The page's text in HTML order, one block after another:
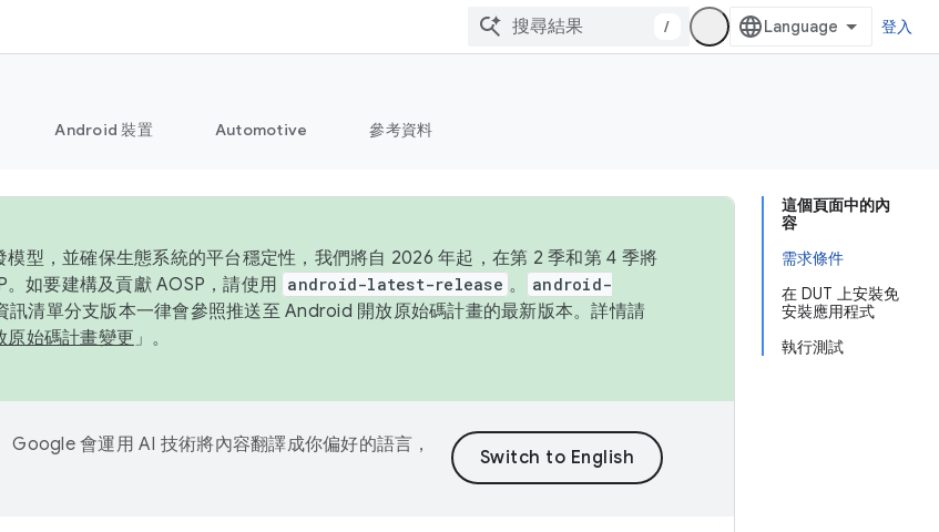
/ 登入
Android 裝置 Automotive 參考資料
這個頁面中的內
容
需求條件
在 DUT 上安裝免
安裝應用程式
執行測試
模型，並確保生態系統的平台穩定性，我們將自 2026 年起，在第 2 季和第 4 季將
。如要建構及貢獻 AOSP，請使用 android-latest-release 。
android-
訊清單分支版本一律會參照推送至 Android 開放原始碼計畫的最新版本。詳情請
始碼計畫變更 」。
Google 會運用 AI 技術將內容翻譯成你偏好的語言，